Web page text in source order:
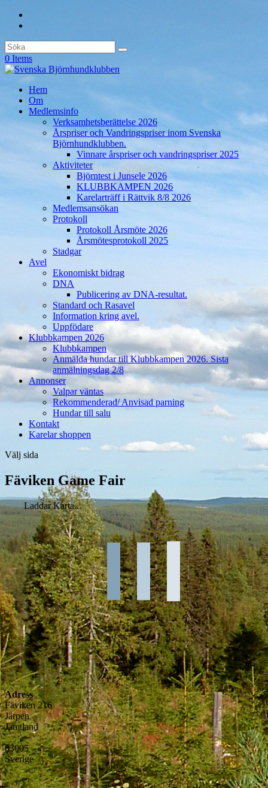
0 Items
Hem
Om
Medlemsinfo
Verksamhetsberättelse 2026
Årspriser och Vandringspriser inom Svenska
Björnhundklubben.
Vinnare årspriser och vandringspriser 2025
Aktiviteter
Björntest i Junsele 2026
KLUBBKAMPEN 2026
Karelarträff i Rättvik 8/8 2026
Medlemsansökan
Protokoll
Protokoll Årsmöte 2026
Årsmötesprotokoll 2025
Stadgar
Avel
Ekonomiskt bidrag
DNA
Publicering av DNA-resultat.
Standard och Rasavel
Information kring avel.
Uppfödare
Klubbkampen 2026
Klubbkampen
Anmälda hundar till Klubbkampen 2026. Sista
anmälningsdag 2/8
Annonser
Valpar väntas
Rekommenderad/ Anvisad parning
Hundar till salu
Kontakt
Karelar shoppen
Välj sida
Fäviken Game Fair
Laddar Karta...
Adress
Fäviken 216
Järpen
Jämtland
83005
Sverige